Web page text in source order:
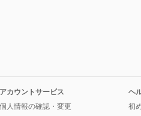
アカウントサービス
個人情報の確認・変更
ヘ
初